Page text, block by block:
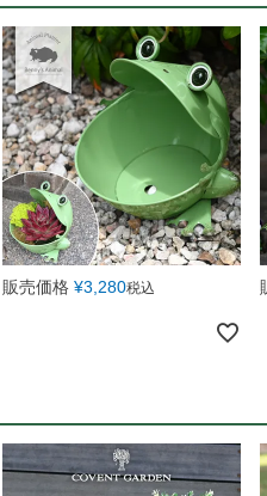
販売価格 ¥3,280税込